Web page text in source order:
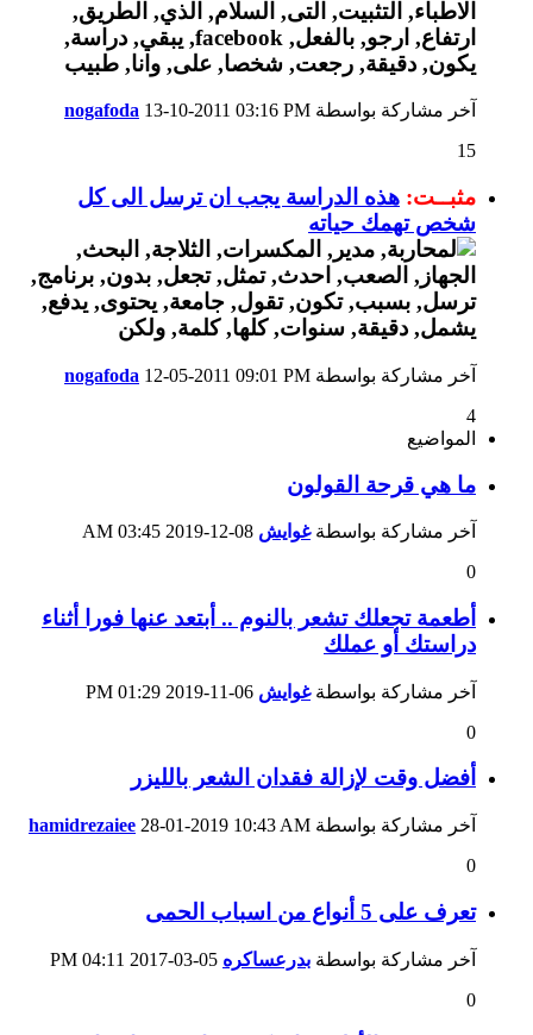
آخر مشاركة بواسطة nogafoda 13-10-2011 03:16 PM
15
مثبــت: هذه الدراسة يجب ان ترسل الى كل
شخص تهمك حياته
آخر مشاركة بواسطة nogafoda 12-05-2011 09:01 PM
4
المواضيع
ما هي قرحة القولون
آخر مشاركة بواسطةغوايش
03:45 AM
0
أطعمة تجعلك تشعر بالنوم .. أبتعد عنها فورا أثناء
دراستك أو عملك
آخر مشاركة بواسطةغوايش
01:29 PM
0
أفضل وقت لإزالة فقدان الشعر بالليزر
آخر مشاركة بواسطة hamidrezaiee 28-01-2019 10:43 AM
0
تعرف على 5 أنواع من اسباب الحمى
آخر مشاركة بواسطة بدرعساكره
04:11 PM
0